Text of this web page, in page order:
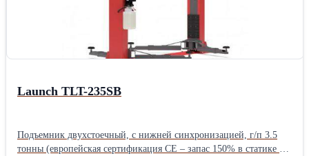
Launch TLT-235SB
Подъемник двухстоечный, с нижней синхронизацией, г/п 3.5
тонны (европейская сертификация CE – запас 150% в статике и